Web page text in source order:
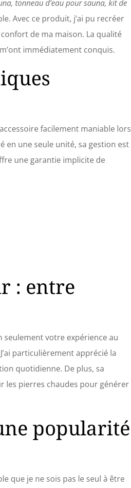
sans stress avec notre
pour sauna qui dispose
de l'eau. Profitez d'une
Sûr et durable : fabriqué à
à l'épreuve du temps et de
d'une expérience de
tonneau d’eau pour sauna, kit de
Avec ce produit, j’ai pu recréer
de ma maison. La qualité
immédiatement conquis.
facilement maniable lors
en une seule unité, sa gestion est
une garantie implicite de
: entre
seulement votre expérience au
particulièrement apprécié la
quotidienne. De plus, sa
les pierres chaudes pour générer
popularité
que je ne sois pas le seul à être